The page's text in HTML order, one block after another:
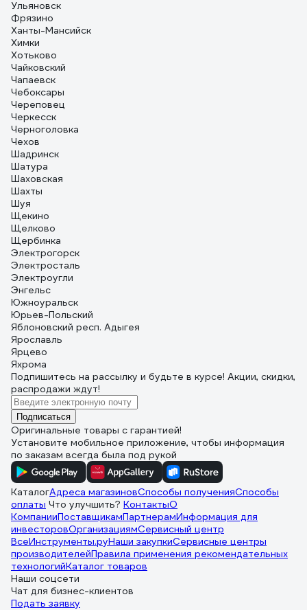
Ульяновск
Фрязино
Ханты-Мансийск
Химки
Хотьково
Чайковский
Чапаевск
Чебоксары
Череповец
Черкесск
Черноголовка
Чехов
Шадринск
Шатура
Шаховская
Шахты
Шуя
Щекино
Щелково
Щербинка
Электрогорск
Электросталь
Электроугли
Энгельс
Южноуральск
Юрьев-Польский
Яблоновский респ. Адыгея
Ярославль
Ярцево
Яхрома
Подпишитесь на рассылку и будьте в курсе! Акции, скидки,
распродажи ждут!
Подписаться
Оригинальные товары с гарантией!
Установите мобильное приложение, чтобы информация
по заказам всегда была под рукой
КаталогАдреса магазиновСпособы полученияСпособы
оплаты Что улучшить? КонтактыО
КомпанииПоставщикамПартнерамИнформация для
инвесторовОрганизациямСервисный центр
ВсеИнструменты.руНаши закупкиСервисные центры
производителейПравила применения рекомендательных
технологийКаталог товаров
Наши соцсети
Чат для бизнес-клиентов
Подать заявку